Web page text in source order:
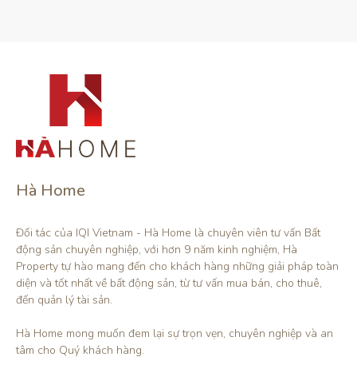
Hà Home
Đối tác của IQI Vietnam - Hà Home là chuyên viên tư vấn Bất
động sản chuyên nghiệp, với hơn 9 năm kinh nghiệm, Hà
Property tự hào mang đến cho khách hàng những giải pháp toàn
diện và tốt nhất về bất động sản, từ tư vấn mua bán, cho thuê,
đến quản lý tài sản.
Hà Home mong muốn đem lại sự trọn vẹn, chuyên nghiệp và an
tâm cho Quý khách hàng.